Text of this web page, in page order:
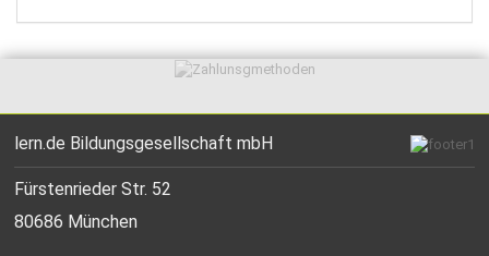
lern.de Bildungsgesellschaft mbH
Fürstenrieder Str. 52
80686 München